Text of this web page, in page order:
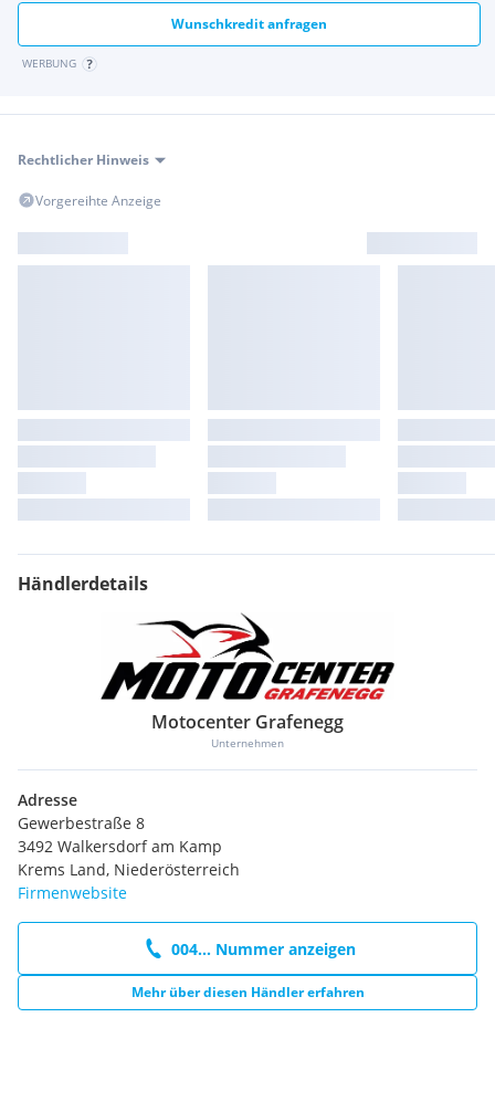
Wunschkredit anfragen
WERBUNG
Rechtlicher Hinweis
Vorgereihte Anzeige
Händlerdetails
Motocenter Grafenegg
Unternehmen
Adresse
Gewerbestraße 8
3492 Walkersdorf am Kamp
Krems Land, Niederösterreich
Firmenwebsite
004... Nummer anzeigen
Mehr über diesen Händler erfahren